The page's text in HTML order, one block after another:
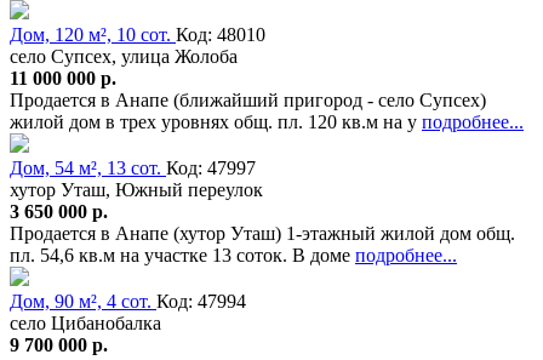
Дом, 120 м², 10 сот. Код: 48010
село Супсех, улица Жолоба
11 000 000 р.
Продается в Анапе (ближайший пригород - село Супсех)
жилой дом в трех уровнях общ. пл. 120 кв.м на у подробнее...
Дом, 54 м², 13 сот. Код: 47997
хутор Уташ, Южный переулок
3 650 000 р.
Продается в Анапе (хутор Уташ) 1-этажный жилой дом общ.
пл. 54,6 кв.м на участке 13 соток. В доме подробнее...
Дом, 90 м², 4 сот. Код: 47994
село Цибанобалка
9 700 000 р.